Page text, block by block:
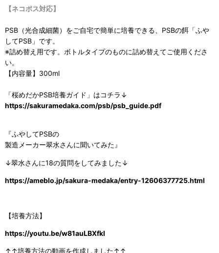
【ネコポス対応】
PSB（光合成細菌）をご自宅で簡単に培養できる、PSBの餌「ふや
してPSB」です。
※詰め替え用です。ボトルタイプのものに詰め替えてご使用くださ
い。
【内容量】300ml
「桜めだかPSB培養ガイド」はコチラ↓
https://sakuramedaka.com/psb/psb_guide.pdf
『ふやしてPSBの
製造メーカー翠水さんに聞いてみた』
↓翠水さんに18の質問をしてみました↓
https://ameblo.jp/sakura-medaka/entry-12606377725.html
【培養方法】
https://youtu.be/w81auLBXfkI
↑↑培養方法の動画を作成しました↑↑